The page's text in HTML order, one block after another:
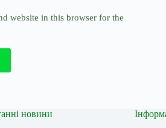
website in this browser for the
новини